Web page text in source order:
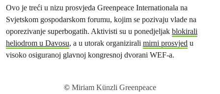
Ovo je treći u nizu prosvjeda Greenpeace Internationala na
Svjetskom gospodarskom forumu, kojim se pozivaju vlade na
oporezivanje superbogatih. Aktivisti su u ponedjeljak blokirali
heliodrom u Davosu, a u utorak organizirali mirni prosvjed u
visoko osiguranoj glavnoj kongresnoj dvorani WEF-a.
© Miriam Künzli Greenpeace